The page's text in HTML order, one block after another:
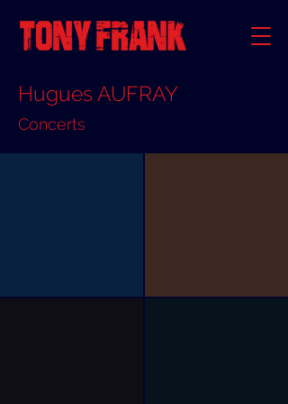
Hugues AUFRAY
Concerts